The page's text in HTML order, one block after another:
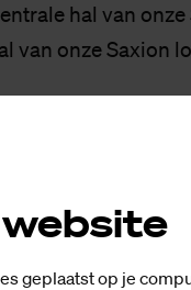
geplaatst op je
hal van
van onze Saxion